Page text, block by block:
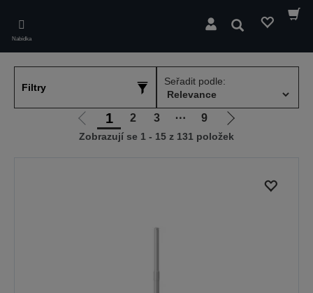
main
content
Nabídka
Hledat
Filtry
Seřadit podle:
Jít
na
1 2 3 ⋯ 9
Jít
na
Zobrazují se 1 - 15 z 131 položek